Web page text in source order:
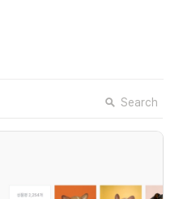
Search